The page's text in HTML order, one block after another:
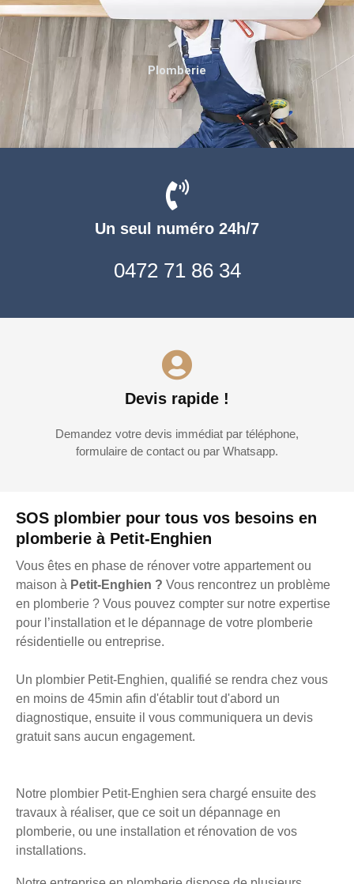
SOS plombier pour tous vos besoins en
plomberie à Petit-Enghien
Vous êtes en phase de rénover votre appartement ou
maison à Petit-Enghien ? Vous rencontrez un problème
en plomberie ? Vous pouvez compter sur notre expertise
pour l’installation et le dépannage de votre plomberie
résidentielle ou entreprise.
Un plombier Petit-Enghien, qualifié se rendra chez vous
en moins de 45min afin d'établir tout d'abord un
diagnostique, ensuite il vous communiquera un devis
gratuit sans aucun engagement.
Notre plombier Petit-Enghien sera chargé ensuite des
travaux à réaliser, que ce soit un dépannage en
plomberie, ou une installation et rénovation de vos
installations.
Un seul numéro 24h/7
0472 71 86 34
Devis rapide !
Demandez votre devis immédiat par téléphone,
formulaire de contact ou par Whatsapp.
Plomberie